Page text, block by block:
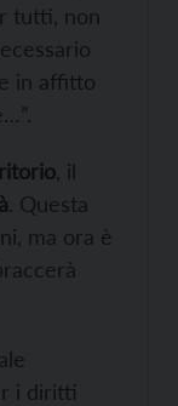
tutti, non
in affitto
, il
. Questa
ma ora è
i diritti